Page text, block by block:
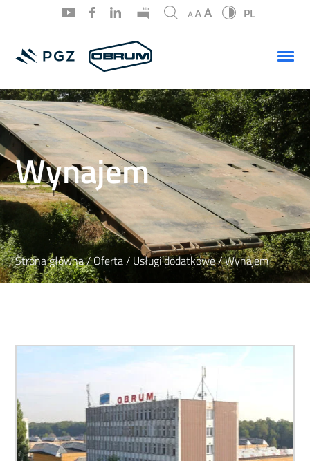
PL
Wynajem
Strona główna/Oferta/ Usługi dodatkowe/ Wynajem